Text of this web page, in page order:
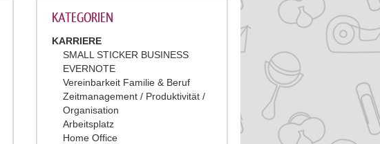
KATEGORIEN
KARRIERE
SMALL STICKER BUSINESS
EVERNOTE
Vereinbarkeit Familie & Beruf
Zeitmanagement / Produktivität /
Organisation
Arbeitsplatz
Home Office